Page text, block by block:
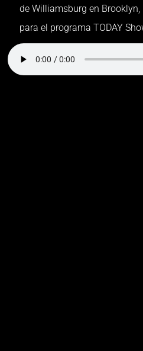
de Williamsburg en Brooklyn,
para el programa TODAY